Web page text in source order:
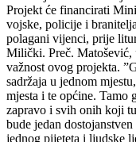
Projekt će financirati
vojske, policije i
polagani vijenci, prije
Milički. Preč. Matošević,
važnost ovog projekta.
sadržaja u jednom
mjesta i te općine. Tamo
zapravo i svih onih koji
bude jedan
jednog pijeteta i ljudske